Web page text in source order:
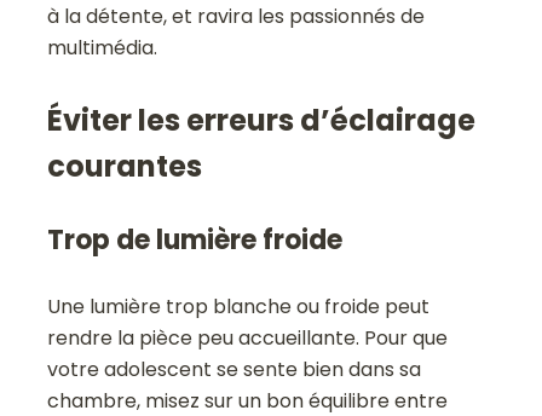
à la détente, et ravira les passionnés de
multimédia.
Éviter les erreurs d’éclairage
courantes
Trop de lumière froide
Une lumière trop blanche ou froide peut
rendre la pièce peu accueillante. Pour que
votre adolescent se sente bien dans sa
chambre, misez sur un bon équilibre entre